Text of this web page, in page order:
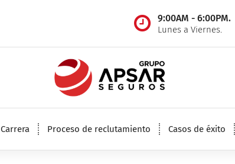
9:00AM - 6:00PM.
Lunes a Viernes.
Carrera Proceso de reclutamiento Casos de éxito